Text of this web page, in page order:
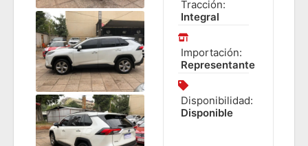
Tracción:
Integral
Importación:
Representante
Disponibilidad:
Disponible